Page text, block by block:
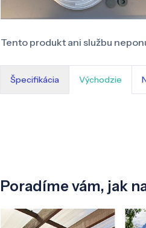
Tento produkt ani službu
Špecifikácia Východzie
Poradíme vám, jak